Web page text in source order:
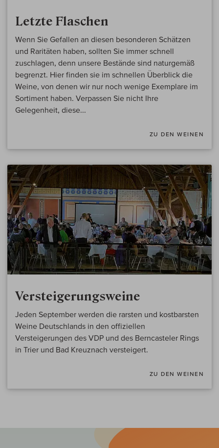
Letzte Flaschen
Wenn Sie Gefallen an diesen besonderen Schätzen
und Raritäten haben, sollten Sie immer schnell
zuschlagen, denn unsere Bestände sind naturgemäß
begrenzt. Hier finden sie im schnellen Überblick die
Weine, von denen wir nur noch wenige Exemplare im
Sortiment haben. Verpassen Sie nicht Ihre
Gelegenheit, diese...
ZU DEN WEINEN
Versteigerungsweine
Jeden September werden die rarsten und kostbarsten
Weine Deutschlands in den offiziellen
Versteigerungen des VDP und des Berncasteler Rings
in Trier und Bad Kreuznach versteigert.
ZU DEN WEINEN